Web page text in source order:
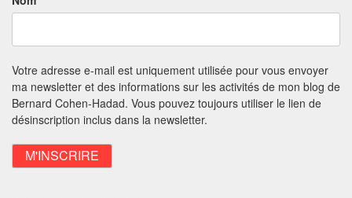
Votre adresse e-mail est uniquement utilisée pour vous envoyer
ma newsletter et des informations sur les activités de mon blog de
Bernard Cohen-Hadad. Vous pouvez toujours utiliser le lien de
désinscription inclus dans la newsletter.